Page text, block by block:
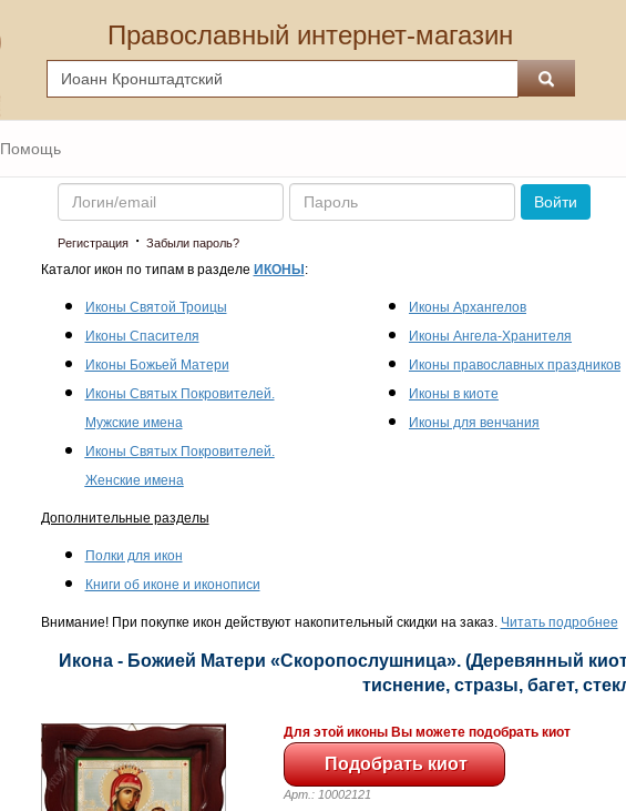
Православный интернет-магазин
Помощь
Email Пароль
Войти
Регистрация· Забыли пароль?
Каталог икон по типам в разделе ИКОНЫ :
Иконы Святой Троицы
Иконы Спасителя
Иконы Божьей Матери
Иконы Святых Покровителей.
Мужские имена
Иконы Святых Покровителей.
Женские имена
Иконы Архангелов
Иконы Ангела-Хранителя
Иконы православных праздников
Иконы в киоте
Иконы для венчания
Дополнительные разделы
Полки для икон
Книги об иконе и иконописи
Внимание! При покупке икон действуют накопительный скидки на заказ. Читать подробнее
Икона - Божией Матери «Скоропослушница». (Деревянный
тиснение, стразы, багет,
Для этой иконы Вы можете подобрать киот
Арт.: 10002121